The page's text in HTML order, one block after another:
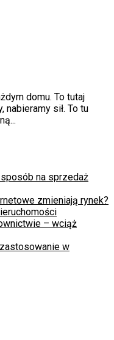
domu. To tutaj
sił. To tu
na sprzedaż
zmieniają rynek?
– wciąż
w